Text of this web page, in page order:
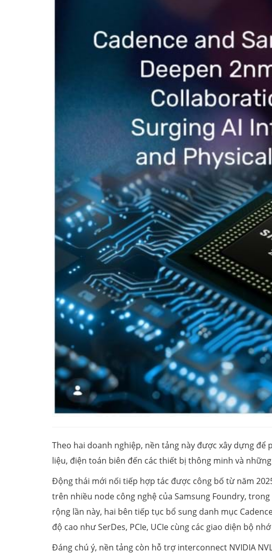
Theo hai doanh nghiệp, nền tảng này được xây dựng
liệu, điện toán biên đến các thiết bị thông minh và
Động thái mới nối tiếp hợp tác được công bố từ năm
trên nhiều node công nghệ của Samsung Foundry,
rộng lần này, hai bên tiếp tục bổ sung danh mục
độ cao như SerDes, PCIe, UCIe cùng các giao diện bộ
Đáng chú ý, nền tảng còn hỗ trợ interconnect NVIDIA